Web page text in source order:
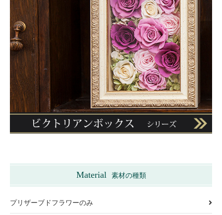
Material 素材の種類
プリザーブドフラワーのみ